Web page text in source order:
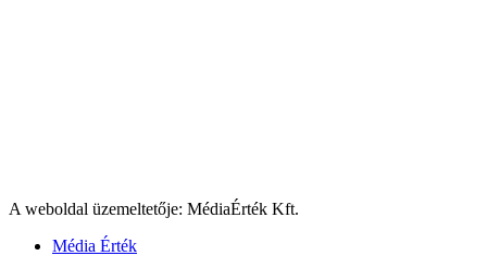
A weboldal üzemeltetője: MédiaÉrték Kft.
Média Érték